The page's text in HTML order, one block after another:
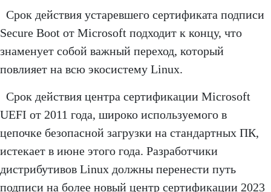
Срок действия устаревшего сертификата подписи
Secure Boot от Microsoft подходит к концу, что
знаменует собой важный переход, который
повлияет на всю экосистему Linux.
Срок действия центра сертификации Microsoft
UEFI от 2011 года, широко используемого в
цепочке безопасной загрузки на стандартных ПК,
истекает в июне этого года. Разработчики
дистрибутивов Linux должны перенести путь
подписи на более новый центр сертификации 2023